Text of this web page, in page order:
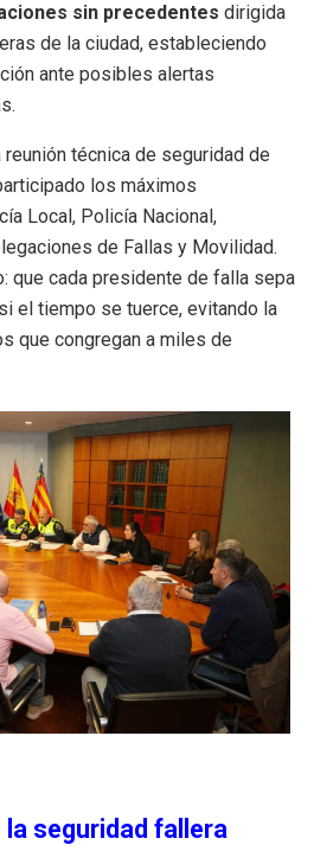
sin precedentes dirigida
de la ciudad, estableciendo
ante posibles alertas
reunión técnica de seguridad de
los máximos
Local, Policía Nacional,
de Fallas y Movilidad.
que cada presidente de falla sepa
el tiempo se tuerce, evitando la
que congregan a miles de
la seguridad fallera